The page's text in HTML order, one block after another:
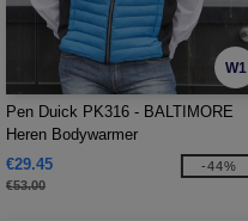
W1
Pen Duick PK316 - BALTIMORE
Heren Bodywarmer
€29.45
€53.00
-44%